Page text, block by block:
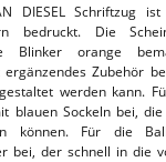
DIESEL Schriftzug
bedruckt. Die
Blinker orange
ergänzendes Zubehör
werden kann.
blauen Sockeln bei,
können. Für die
bei, der schnell in die